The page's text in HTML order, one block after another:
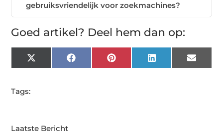
gebruiksvriendelijk voor zoekmachines?
Goed artikel? Deel hem dan op:
X
(Twitter)
FacebookPinterest LinkedIn Email
Tags:
Laatste Bericht